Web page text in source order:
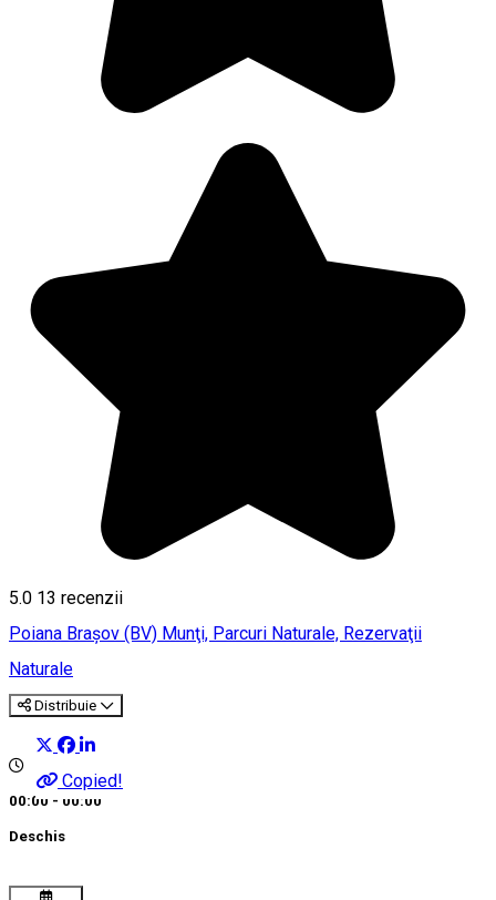
5.0 13 recenzii
Poiana Braşov (BV) Munţi, Parcuri Naturale, Rezervaţii
Naturale
Distribuie
Copied!
00:00 - 00:00
Deschis